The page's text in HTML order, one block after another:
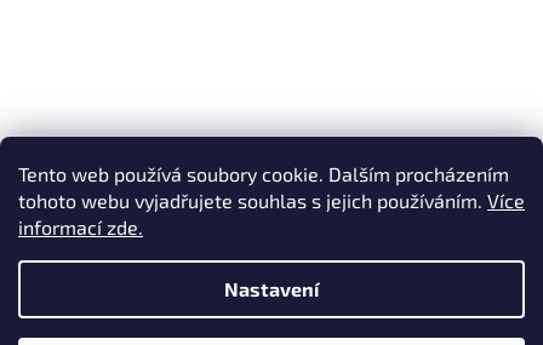
Tento web používá soubory cookie. Dalším procházením
tohoto webu vyjadřujete souhlas s jejich používáním. Více
informací zde.
Nastavení
Vytvořil Shoptet